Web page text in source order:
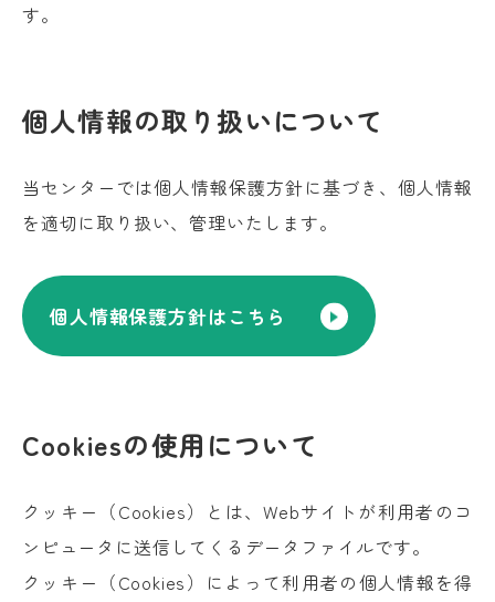
す。
個人情報の取り扱いについて
当センターでは個人情報保護方針に基づき、個人情報
を適切に取り扱い、管理いたします。
個人情報保護方針はこちら
Cookiesの使用について
クッキー（Cookies）とは、Webサイトが利用者のコ
ンピュータに送信してくるデータファイルです。
クッキー（Cookies）によって利用者の個人情報を得